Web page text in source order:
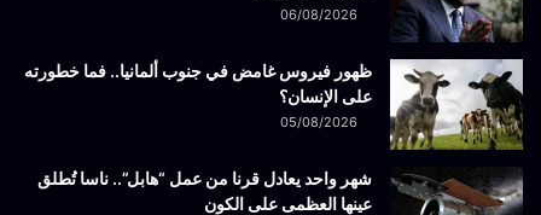
06/08/2026
ظهور فيروس غامض في جنوب ألمانيا.. فما خطورته
على الإنسان؟
05/08/2026
شهر واحد يعادل قرنا من عمل “هابل”.. ناسا تُطلق
عينها العظمى على الكون